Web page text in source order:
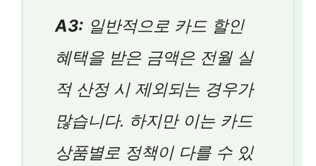
A3: 일반적으로 카드 할인
혜택을 받은 금액은 전월 실
적 산정 시 제외되는 경우가
많습니다. 하지만 이는 카드
상품별로 정책이 다를 수 있